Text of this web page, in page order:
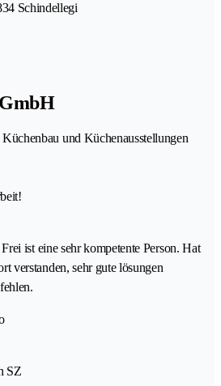
Schindellegi
Küchenbau und Küchenausstellungen
ist eine sehr kompetente Person. Hat
verstanden, sehr gute lösungen
SZ